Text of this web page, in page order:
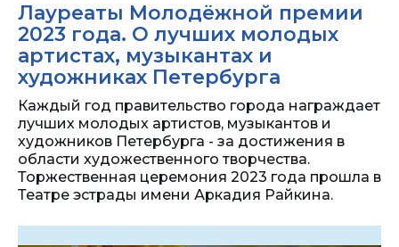
Лауреаты Молодёжной премии
2023 года. О лучших молодых
артистах, музыкантах и
художниках Петербурга
Каждый год правительство города награждает
лучших молодых артистов, музыкантов и
художников Петербурга - за достижения в
области художественного творчества.
Торжественная церемония 2023 года прошла в
Театре эстрады имени Аркадия Райкина.